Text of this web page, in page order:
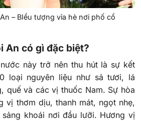
– BIểu tượng vỉa hè nơi phố cổ
An có gì đặc biệt?
này trở nên thu hút là sự kết
loại nguyên liệu như sả tươi, lá
quế và các vị thuốc Nam. Sự hòa
vị thơm dịu, thanh mát, ngọt nhẹ,
khoái nơi đầu lưỡi. Hương vị